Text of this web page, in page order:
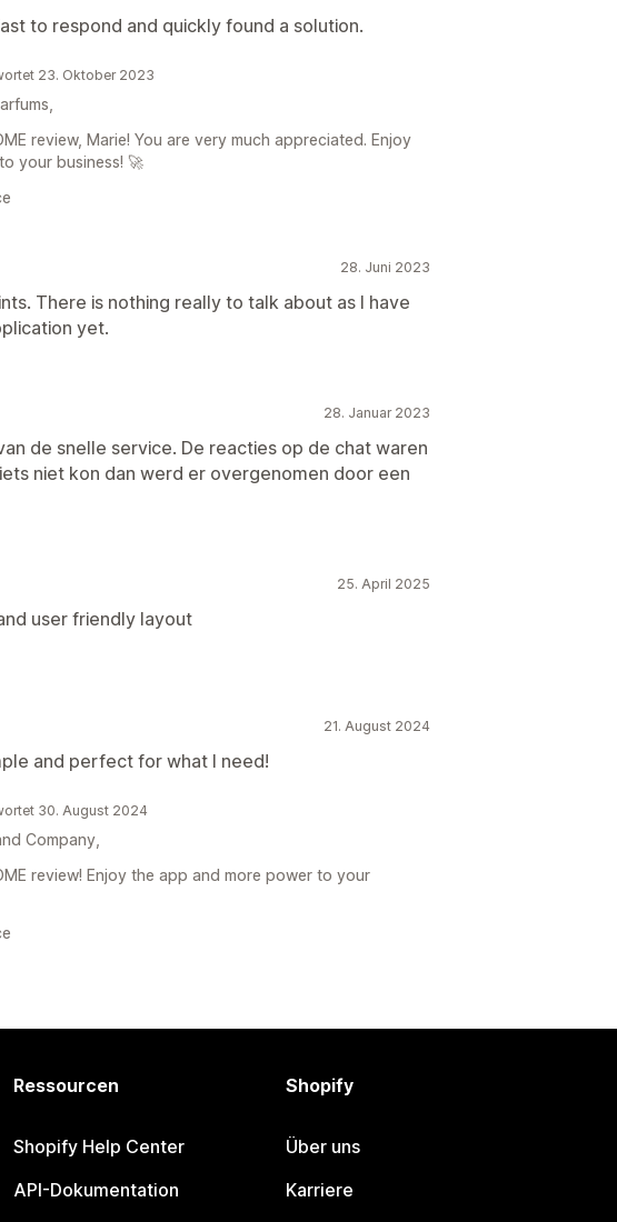
to respond and quickly found a solution.
23. Oktober 2023
review, Marie! You are very much appreciated. Enjoy
your business! 🚀
28. Juni 2023
There is nothing really to talk about as I have
yet.
28. Januar 2023
de snelle service. De reacties op de chat waren
niet kon dan werd er overgenomen door een
25. April 2025
user friendly layout
21. August 2024
and perfect for what I need!
30. August 2024
Company,
review! Enjoy the app and more power to your
Ressourcen
Shopify Help Center
API-Dokumentation
Shopify
Über uns
Karriere